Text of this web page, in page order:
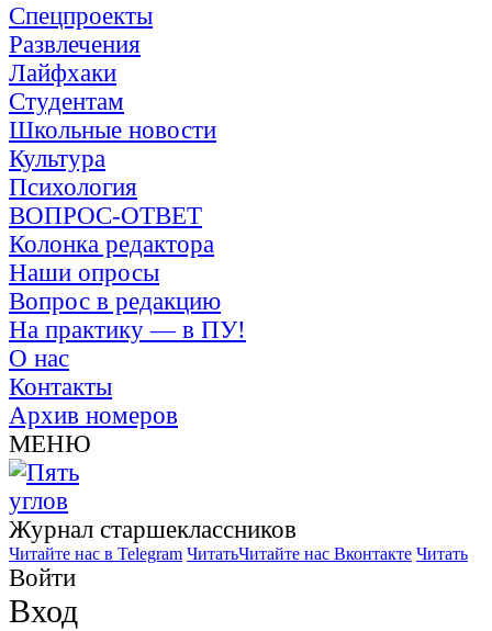
Спецпроекты
Развлечения
Лайфхаки
Студентам
Школьные новости
Культура
Психология
ВОПРОС-ОТВЕТ
Колонка редактора
Наши опросы
Вопрос в редакцию
На практику — в ПУ!
О нас
Контакты
Архив номеров
МЕНЮ
Журнал старшекласcников
Читайте нас в Telegram ЧитатьЧитайте нас Вконтакте Читать
Войти
Вход